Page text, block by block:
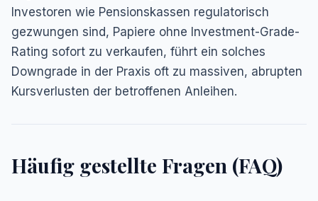
Investoren wie Pensionskassen regulatorisch
gezwungen sind, Papiere ohne Investment-Grade-
Rating sofort zu verkaufen, führt ein solches
Downgrade in der Praxis oft zu massiven, abrupten
Kursverlusten der betroffenen Anleihen.
Häufig gestellte Fragen (FAQ)